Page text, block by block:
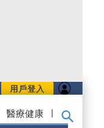
用戶登入
醫療健康 |